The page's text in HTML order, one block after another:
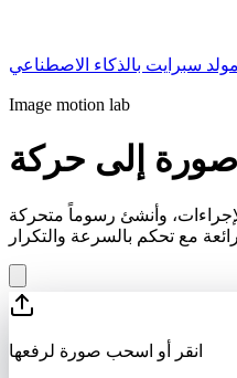
مولد سبرايت بالذكاء الاصطناعي
Image motion lab
إلى حركة
وأنشئ رسوماً متحركة
رائعة مع تحكم بالسرعة والتكرار
انقر أو اسحب صورة لرفعها